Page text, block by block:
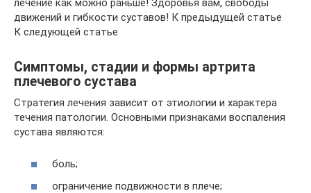
движений и гибкости суставов! К предыдущей статье
К следующей статье
Симптомы, стадии и формы артрита
плечевого сустава
Стратегия лечения зависит от этиологии и характера
течения патологии. Основными признаками воспаления
сустава являются:
боль;
ограничение подвижности в плече;